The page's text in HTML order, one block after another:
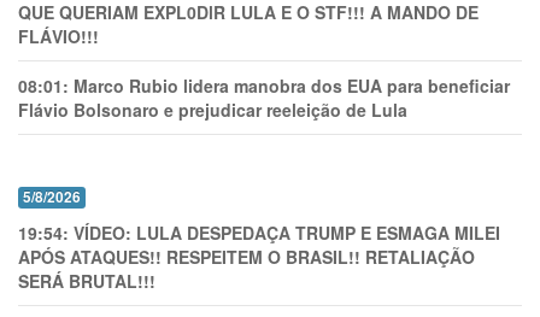
QUE QUERIAM EXPL0DlR LULA E O STF!!! A MANDO DE
FLÁVIO!!!
08:01: Marco Rubio lidera manobra dos EUA para beneficiar
Flávio Bolsonaro e prejudicar reeleição de Lula
5/8/2026
19:54: VÍDEO: LULA DESPEDAÇA TRUMP E ESMAGA MILEI
APÓS ATAQUES!! RESPEITEM O BRASIL!! RETALIAÇÃO
SERÁ BRUTAL!!!